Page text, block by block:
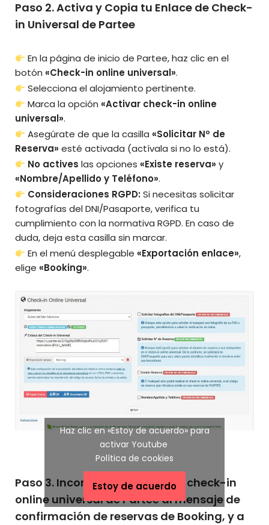
Paso 2. Activa y Copia tu Enlace de Check-
in Universal de Partee
En la página de inicio de Partee, haz clic en el
botón «Check-in online universal».
Selecciona el alojamiento pertinente.
Marca la opción«Activar check-in online
universal».
Asegúrate de que la casilla«Solicitar Nº de
Reserva» esté activada (actívala si no lo está).
No actives las opciones«Existe reserva» y
«Nombre/Apellido y Teléfono».
Consideraciones RGPD: Si necesitas solicitar
fotografías del DNI/Pasaporte, verifica tu
cumplimiento con la normativa RGPD. En caso de
duda, deja esta casilla sin marcar.
En el menú desplegable«Exportación enlace»,
elige «Booking».
Haz clic en «Estoy de acuerdo» para
activar Youtube
Política de cookies
Estoy de acuerdo
Paso 3. Incorporar el enlace de check-in
online universal de Partee al mensaje de
confirmación de reservas de Booking, y a